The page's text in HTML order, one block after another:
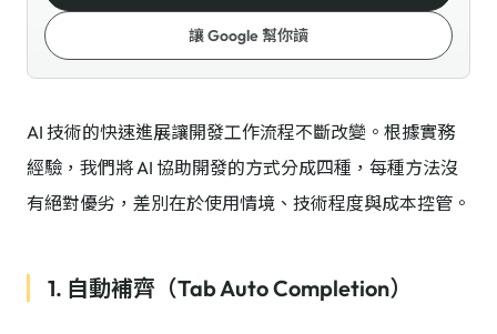
讓 Google 幫你讀
AI 技術的快速進展讓開發工作流程不斷改變。根據實務
經驗，我們將 AI 協助開發的方式分成四種，每種方法沒
有絕對優劣，差別在於使用情境、技術程度與成本控管。
1. 自動補齊（Tab Auto Completion）